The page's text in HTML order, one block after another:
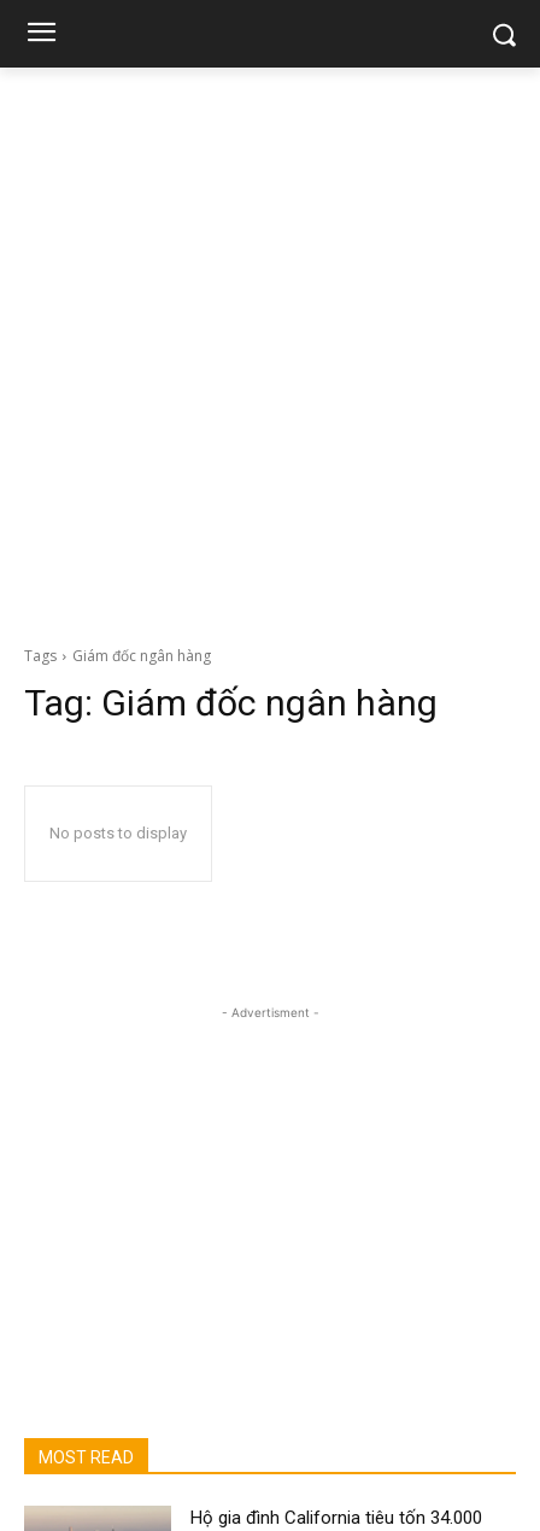
Tags Giám đốc ngân hàng
Tag: Giám đốc ngân hàng
No posts to display
- Advertisment -
MOST READ
Hộ gia đình California tiêu tốn 34.000